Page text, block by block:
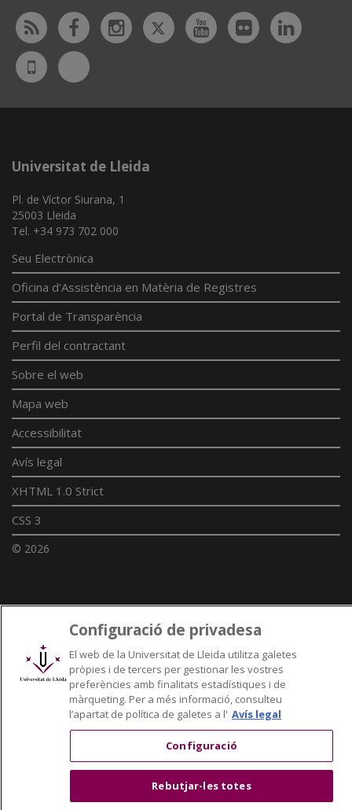
Rss FacebookInstagram
TwitterYoutubeFlickr
UdL
App
Bluesky
Universitat de Lleida
Pl. de Víctor Siurana, 1
25003 Lleida
Tel. +34 973 702 000
Seu Electrònica
Oficina d'Assistència en Matèria de Registres
Portal de Transparència
Perfil del contractant
Sobre el web
Mapa web
Accessibilitat
Avís legal
XHTML 1.0 Strict
CSS 3
© 2026
Xarxes universitàries
Configuració de privadesa
El web de la Universitat de Lleida utilitza galetes
pròpies i de tercers per gestionar les vostres
preferències amb finalitats estadístiques i de
màrqueting. Per a més informació, consulteu
l’apartat de política de galetes a l' Avís legal
Configuració
Rebutjar-les totes